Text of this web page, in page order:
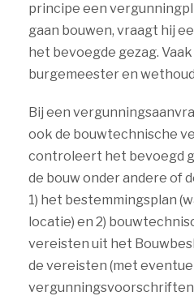
principe een
gaan bouwen, vraagt hij
het bevoegde gezag.
burgemeester en
Bij een
ook de bouwtechnische
controleert het bevoegd
de bouw onder andere of
1) het bestemmingsplan
locatie) en 2)
vereisten uit het
de vereisten (met